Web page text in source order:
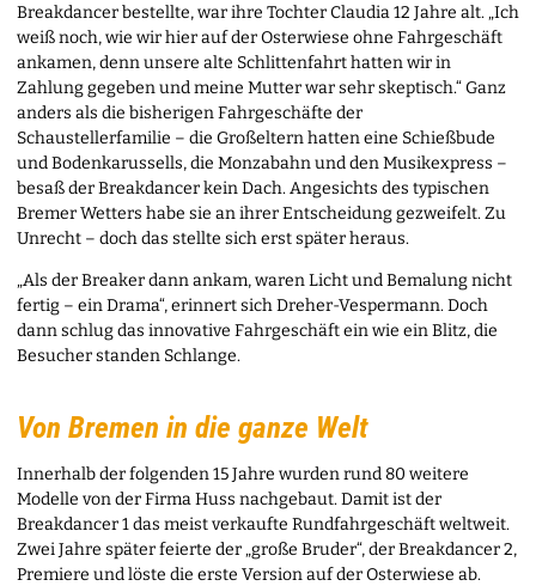
Breakdancer bestellte, war ihre Tochter Claudia 12 Jahre alt. „Ich
weiß noch, wie wir hier auf der Osterwiese ohne Fahrgeschäft
ankamen, denn unsere alte Schlittenfahrt hatten wir in
Zahlung gegeben und meine Mutter war sehr skeptisch.“ Ganz
anders als die bisherigen Fahrgeschäfte der
Schaustellerfamilie – die Großeltern hatten eine Schießbude
und Bodenkarussells, die Monzabahn und den Musikexpress –
besaß der Breakdancer kein Dach. Angesichts des typischen
Bremer Wetters habe sie an ihrer Entscheidung gezweifelt. Zu
Unrecht – doch das stellte sich erst später heraus.
„Als der Breaker dann ankam, waren Licht und Bemalung nicht
fertig – ein Drama“, erinnert sich Dreher-Vespermann. Doch
dann schlug das innovative Fahrgeschäft ein wie ein Blitz, die
Besucher standen Schlange.
Von Bremen in die ganze Welt
Innerhalb der folgenden 15 Jahre wurden rund 80 weitere
Modelle von der Firma Huss nachgebaut. Damit ist der
Breakdancer 1 das meist verkaufte Rundfahrgeschäft weltweit.
Zwei Jahre später feierte der „große Bruder“, der Breakdancer 2,
Premiere und löste die erste Version auf der Osterwiese ab.